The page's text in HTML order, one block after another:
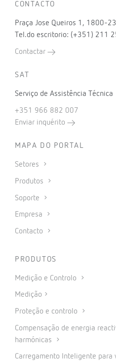
CONTACTO
Praça Jose Queiros 1, 1800-
Tel.do escritorio: (+351) 211
Contactar
SAT
Serviço de Assistência Técnica
+351 966 882 007
Enviar inquérito
MAPA DO PORTAL
Setores
Produtos
Soporte
Empresa
Contacto
PRODUTOS
Medição e Controlo
Medição
Proteção e controlo
Compensação de energia
harmónicas
Carregamento Inteligente para